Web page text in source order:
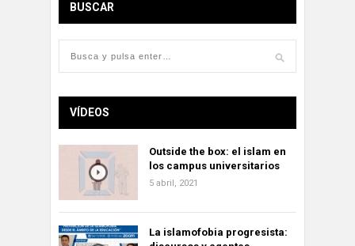
BUSCAR
VÍDEOS
Outside the box: el islam en
los campus universitarios
5 abril, 2021
La islamofobia progresista: